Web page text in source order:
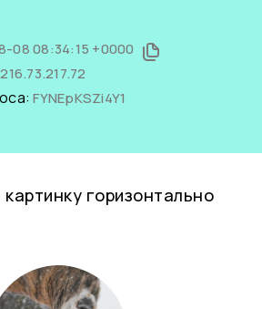
08 08:34:15 +0000
216.73.217.72
FYNEpKSZi4Y1
горизонтально